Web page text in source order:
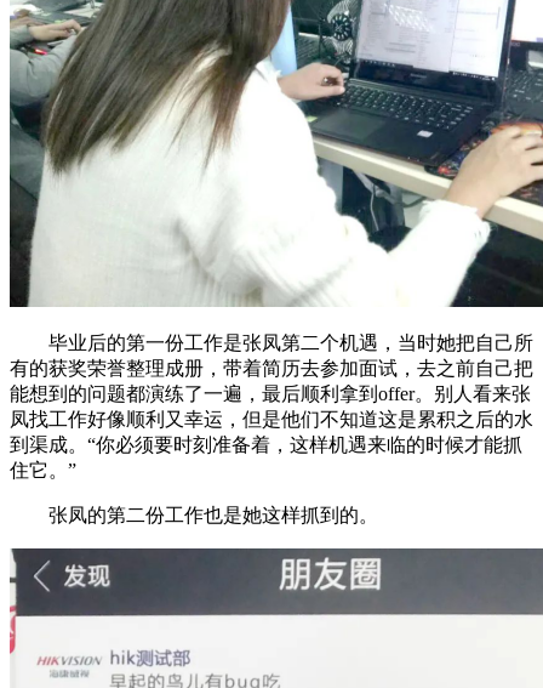
毕业后的第一份工作是张凤第二个机遇，当时她把自己所
有的获奖荣誉整理成册，带着简历去参加面试，去之前自己把
能想到的问题都演练了一遍，最后顺利拿到offer。别人看来张
凤找工作好像顺利又幸运，但是他们不知道这是累积之后的水
到渠成。“你必须要时刻准备着，这样机遇来临的时候才能抓
住它。”
张凤的第二份工作也是她这样抓到的。